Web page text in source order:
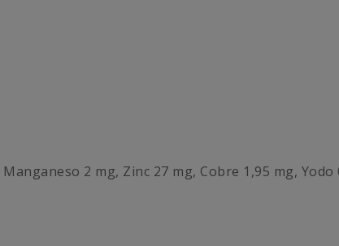
2 mg, Zinc 27 mg, Cobre 1,95 mg,